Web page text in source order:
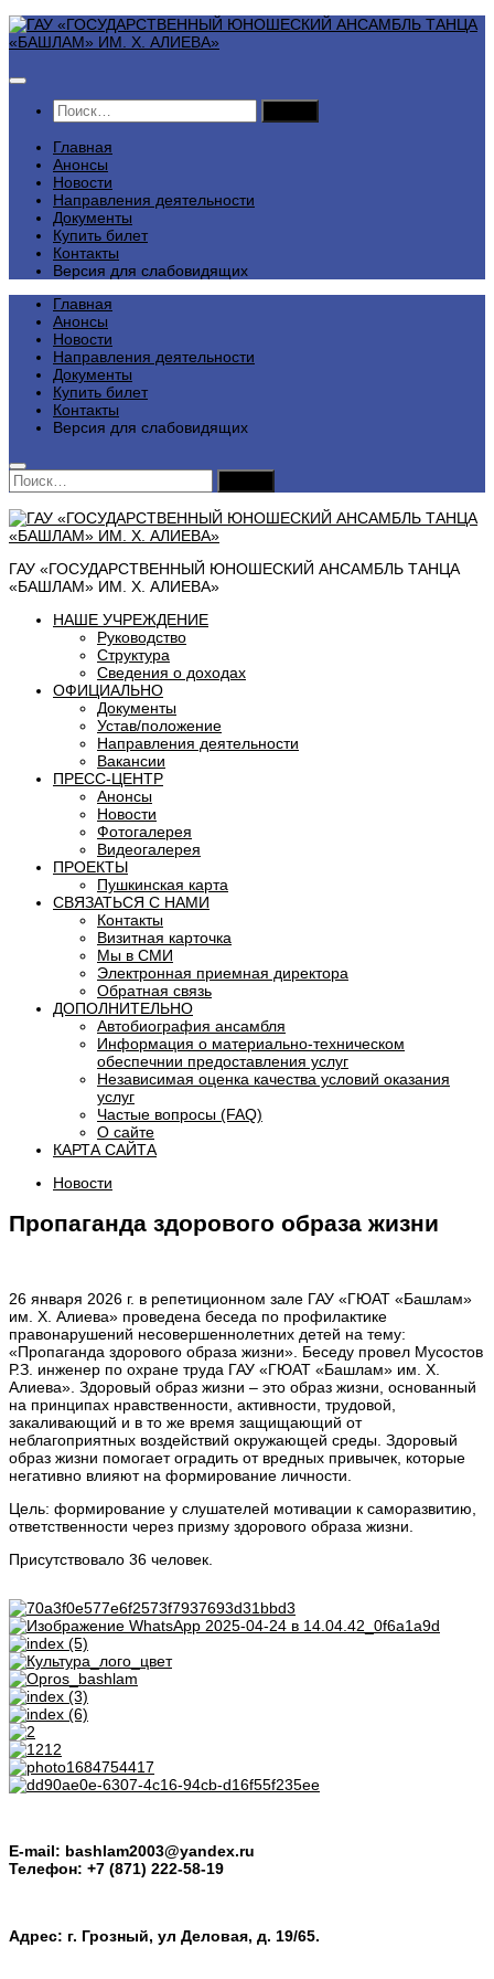
Перейти
к
Найти:
Главная
Анонсы
Новости
Направления деятельности
Документы
Купить билет
Контакты
Версия для слабовидящих
Главная
Анонсы
Новости
Направления деятельности
Документы
Купить билет
Контакты
Версия для слабовидящих
Найти:
ГАУ «ГОСУДАРСТВЕННЫЙ ЮНОШЕСКИЙ АНСАМБЛЬ ТАНЦА
«БАШЛАМ» ИМ. Х. АЛИЕВА»
НАШЕ УЧРЕЖДЕНИЕ
Руководство
Структура
Сведения о доходах
ОФИЦИАЛЬНО
Документы
Устав/положение
Направления деятельности
Вакансии
ПРЕСС-ЦЕНТР
Анонсы
Новости
Фотогалерея
Видеогалерея
ПРОЕКТЫ
Пушкинская карта
СВЯЗАТЬСЯ С НАМИ
Контакты
Визитная карточка
Мы в СМИ
Электронная приемная директора
Обратная связь
ДОПОЛНИТЕЛЬНО
Автобиография ансамбля
Информация о материально-техническом
обеспечнии предоставления услуг
Независимая оценка качества условий оказания
услуг
Частые вопросы (FAQ)
О сайте
КАРТА САЙТА
Новости
Пропаганда здорового образа жизни
26 января 2026 г. в репетиционном зале ГАУ «ГЮАТ «Башлам»
им. Х. Алиева» проведена беседа по профилактике
правонарушений несовершеннолетних детей на тему:
«Пропаганда здорового образа жизни». Беседу провел Мусостов
Р.З. инженер по охране труда ГАУ «ГЮАТ «Башлам» им. Х.
Алиева». Здоровый образ жизни – это образ жизни, основанный
на принципах нравственности, активности, трудовой,
закаливающий и в то же время защищающий от
неблагоприятных воздействий окружающей среды. Здоровый
образ жизни помогает оградить от вредных привычек, которые
негативно влияют на формирование личности.
Цель: формирование у слушателей мотивации к саморазвитию,
ответственности через призму здорового образа жизни.
Присутствовало 36 человек.
E-mail: bashlam2003@yandex.ru
Телефон: +7 (871) 222-58-19
Адрес: г. Грозный, ул Деловая, д. 19/65.